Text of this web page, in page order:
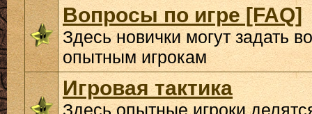
Вопросы по игре [FAQ]
Здесь новички могут задать
опытным игрокам
Игровая тактика
Здесь опытные игроки